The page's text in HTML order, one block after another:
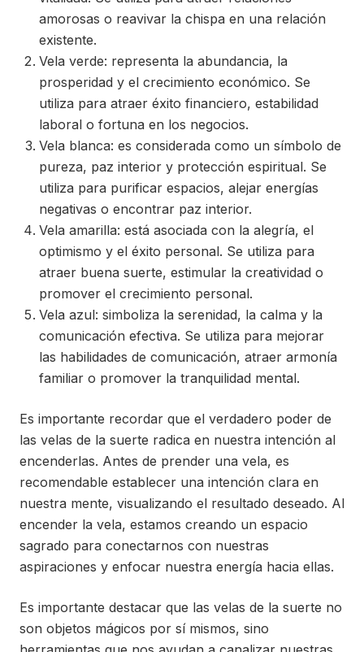
amorosas o reavivar la chispa en una relación
existente.
Vela verde: representa la abundancia, la
prosperidad y el crecimiento económico. Se
utiliza para atraer éxito financiero, estabilidad
laboral o fortuna en los negocios.
Vela blanca: es considerada como un símbolo de
pureza, paz interior y protección espiritual. Se
utiliza para purificar espacios, alejar energías
negativas o encontrar paz interior.
Vela amarilla: está asociada con la alegría, el
optimismo y el éxito personal. Se utiliza para
atraer buena suerte, estimular la creatividad o
promover el crecimiento personal.
Vela azul: simboliza la serenidad, la calma y la
comunicación efectiva. Se utiliza para mejorar
las habilidades de comunicación, atraer armonía
familiar o promover la tranquilidad mental.
Es importante recordar que el verdadero poder de
las velas de la suerte radica en nuestra intención al
encenderlas. Antes de prender una vela, es
recomendable establecer una intención clara en
nuestra mente, visualizando el resultado deseado. Al
encender la vela, estamos creando un espacio
sagrado para conectarnos con nuestras
aspiraciones y enfocar nuestra energía hacia ellas.
Es importante destacar que las velas de la suerte no
son objetos mágicos por sí mismos, sino